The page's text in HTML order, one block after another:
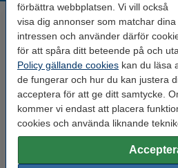
förbättra webbplatsen. Vi vill också
visa dig annonser som matchar dina
intressen och använder därför
för att spåra ditt beteende på och
Policy gällande cookies kan du läsa
de fungerar och hur du kan justera
acceptera för att ge ditt samtycke.
kommer vi endast att placera
cookies och använda liknande
Canon 055 BK svart toner
(original)